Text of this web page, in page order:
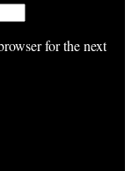
for the next